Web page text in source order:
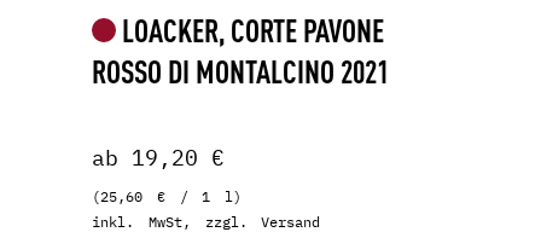
LOACKER, CORTE PAVONE
ROSSO DI MONTALCINO 2021
ab 19,20 €
(25,60 € / 1 l)
inkl. MwSt, zzgl. Versand